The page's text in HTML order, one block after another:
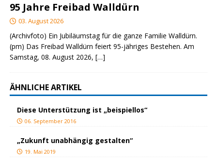
95 Jahre Freibad Walldürn
03. August 2026
(Archivfoto) Ein Jubiläumstag für die ganze Familie Walldürn.
(pm) Das Freibad Walldürn feiert 95-jähriges Bestehen. Am
Samstag, 08. August 2026, […]
ÄHNLICHE ARTIKEL
Diese Unterstützung ist „beispiellos“
06. September 2016
„Zukunft unabhängig gestalten“
19. Mai 2019